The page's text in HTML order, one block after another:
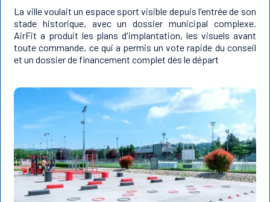
La ville voulait un espace sport visible depuis l'entrée de son
stade historique, avec un dossier municipal complexe.
AirFit a produit les plans d'implantation, les visuels avant
toute commande, ce qui a permis un vote rapide du conseil
et un dossier de financement complet dès le départ